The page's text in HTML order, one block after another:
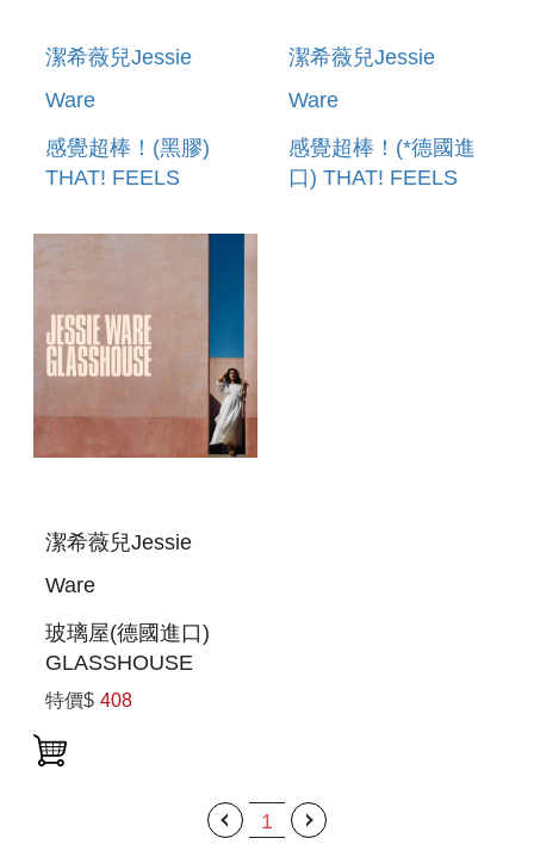
潔希薇兒Jessie
Ware
感覺超棒！(黑膠)
THAT! FEELS
潔希薇兒Jessie
Ware
感覺超棒！(*德國進
口) THAT! FEELS
潔希薇兒Jessie
Ware
玻璃屋(德國進口)
GLASSHOUSE
特價$ 408
1